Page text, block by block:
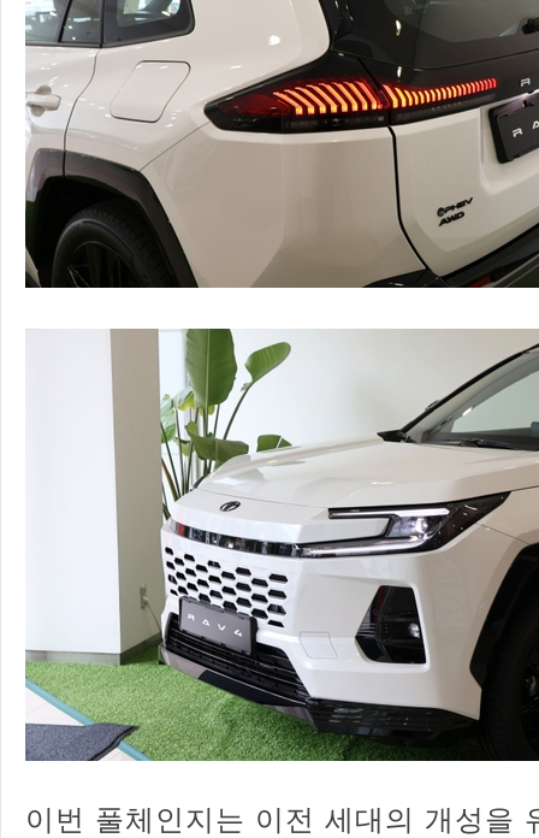
이번 풀체인지는 이전 세대의 개성을